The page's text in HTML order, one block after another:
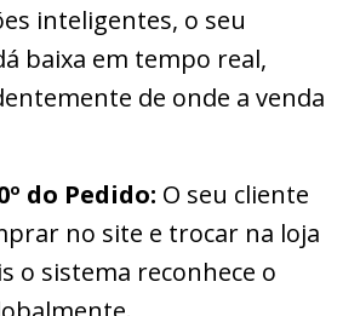
inteligentes, o seu
baixa em tempo real,
de onde a venda
do Pedido: O seu cliente
no site e trocar na loja
o sistema reconhece o